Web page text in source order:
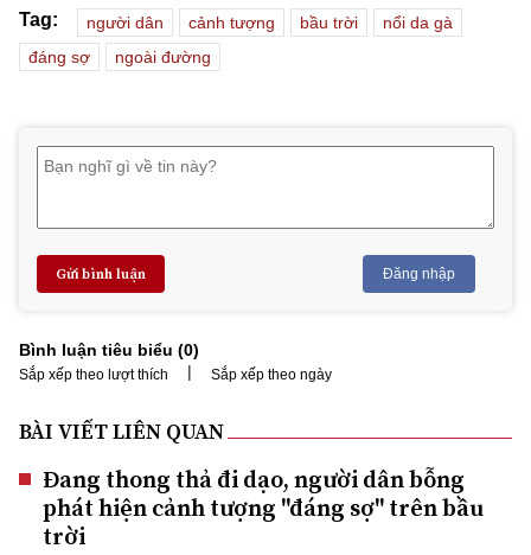
Tag: người dân cảnh tượng bầu trời
nổi da gà
đáng sợ
ngoài đường
Gửi bình luận Đăng nhập
Bình luận tiêu biểu (0)
Sắp xếp theo lượt thích | Sắp xếp theo ngày
BÀI VIẾT LIÊN QUAN
Đang thong thả đi dạo, người dân bỗng
phát hiện cảnh tượng "đáng sợ" trên bầu
trời